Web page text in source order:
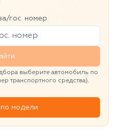
гос. номер
выберите автомобиль по
транспортного средства).
модели